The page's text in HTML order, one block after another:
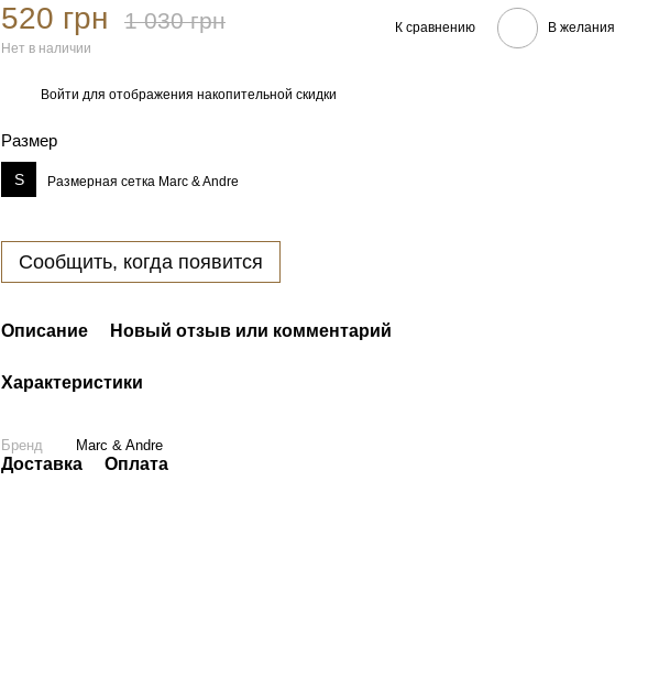
520 грн 1 030 грн
Нет в наличии
К сравнению В желания
Войти для отображения накопительной скидки
Размер
S Размерная сетка Marc & Andre
Сообщить, когда появится
Описание Новый отзыв или комментарий
Характеристики
Бренд Marc & Andre
Доставка Оплата